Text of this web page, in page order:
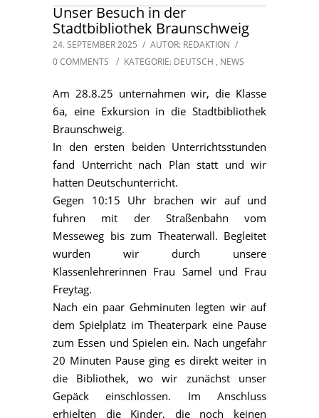
Unser Besuch in der
Stadtbibliothek Braunschweig
24. SEPTEMBER 2025 / AUTOR: REDAKTION /
0 COMMENTS
/ KATEGORIE: DEUTSCH , NEWS
Am 28.8.25 unternahmen wir, die Klasse
6a, eine Exkursion in die Stadtbibliothek
Braunschweig.
In den ersten beiden Unterrichtsstunden
fand Unterricht nach Plan statt und wir
hatten Deutschunterricht.
Gegen 10:15 Uhr brachen wir auf und
fuhren mit der Straßenbahn vom
Messeweg bis zum Theaterwall. Begleitet
wurden wir durch unsere
Klassenlehrerinnen Frau Samel und Frau
Freytag.
Nach ein paar Gehminuten legten wir auf
dem Spielplatz im Theaterpark eine Pause
zum Essen und Spielen ein. Nach ungefähr
20 Minuten Pause ging es direkt weiter in
die Bibliothek, wo wir zunächst unser
Gepäck einschlossen. Im Anschluss
erhielten die Kinder, die noch keinen